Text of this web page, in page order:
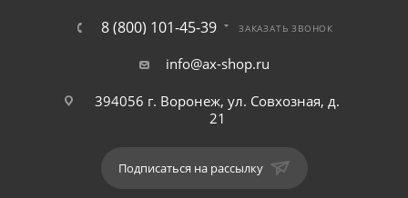
8 (800) 101-45-39 ЗАКАЗАТЬ ЗВОНОК
info@ax-shop.ru
394056 г. Воронеж, ул. Совхозная, д.
21
Подписаться на рассылку